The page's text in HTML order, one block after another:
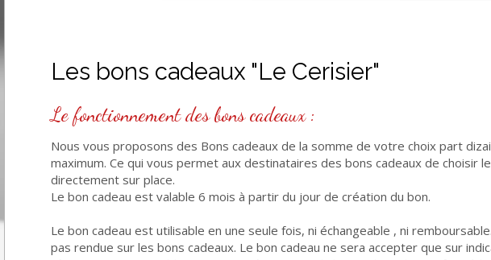
Les bons cadeaux "Le Cerisier"
Le fonctionnement des bons cadeaux :
Nous vous proposons des Bons cadeaux de la somme de votre choix part
maximum. Ce qui vous permet aux destinataires des bons cadeaux de choisir
directement sur place.
Le bon cadeau est valable 6 mois à partir du jour de création du bon.
Le bon cadeau est utilisable en une seule fois, ni échangeable , ni
pas rendue sur les bons cadeaux. Le bon cadeau ne sera accepter que sur